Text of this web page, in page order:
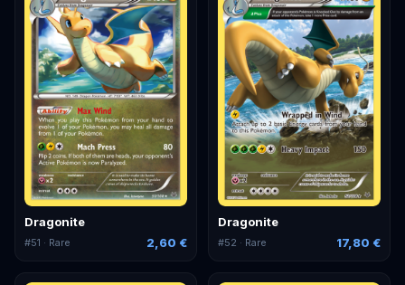
Dragonite
#51 · Rare 2,60 €
Dragonite
#52 · Rare 17,80 €